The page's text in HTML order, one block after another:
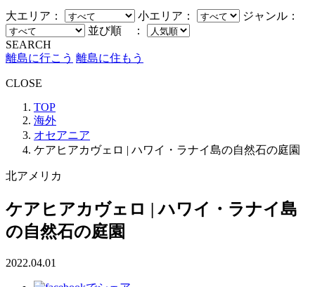
大エリア： 小エリア：
ジャンル：
並び順 ：
SEARCH
離島に行こう 離島に住もう
CLOSE
TOP
海外
オセアニア
ケアヒアカヴェロ | ハワイ・ラナイ島の自然石の庭園
北アメリカ
ケアヒアカヴェロ | ハワイ・ラナイ島
の自然石の庭園
2022.04.01